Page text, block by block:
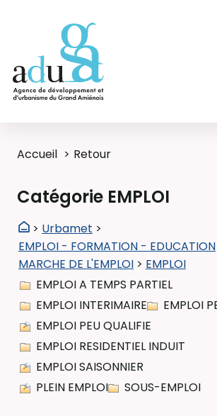
Accueil Retour
Catégorie EMPLOI
> Urbamet >
EMPLOI - FORMATION - EDUCATION
MARCHE DE L'EMPLOI > EMPLOI
EMPLOI A TEMPS PARTIEL
EMPLOI INTERIMAIRE
EMPLOI
EMPLOI PEU QUALIFIE
EMPLOI RESIDENTIEL INDUIT
EMPLOI SAISONNIER
PLEIN EMPLOI
SOUS-EMPLOI